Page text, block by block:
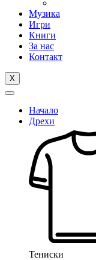
Музика
Игри
Книги
За нас
Контакт
X
Начало
Дрехи
Тениски